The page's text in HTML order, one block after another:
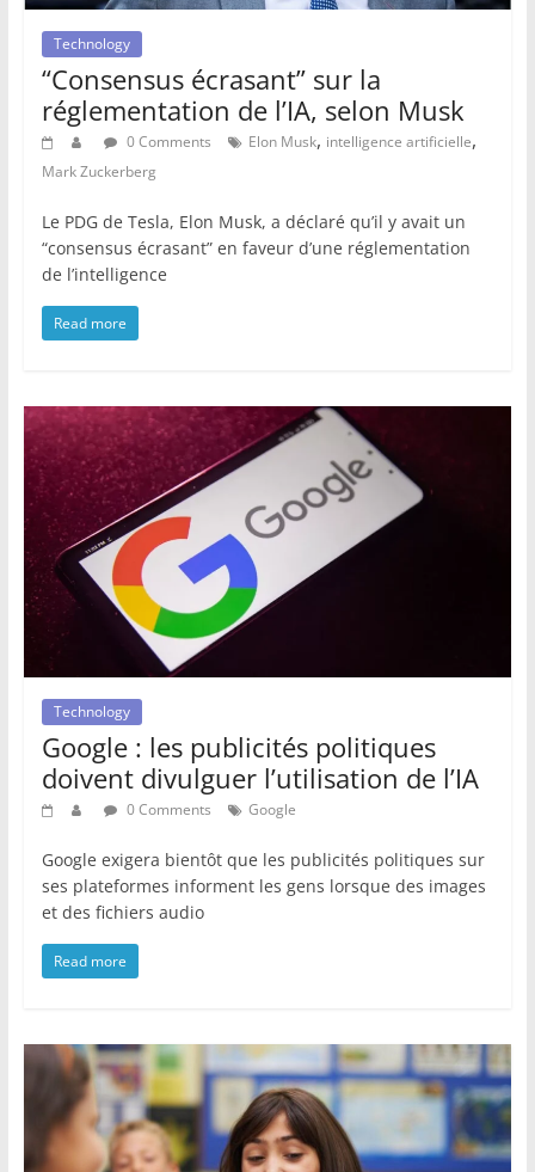
Technology
“Consensus écrasant” sur la
réglementation de l’IA, selon Musk
0 Comments Elon Musk, intelligence artificielle,
Mark Zuckerberg
Le PDG de Tesla, Elon Musk, a déclaré qu’il y avait un
“consensus écrasant” en faveur d’une réglementation
de l’intelligence
Read more
Technology
Google : les publicités politiques
doivent divulguer l’utilisation de l’IA
0 Comments Google
Google exigera bientôt que les publicités politiques sur
ses plateformes informent les gens lorsque des images
et des fichiers audio
Read more